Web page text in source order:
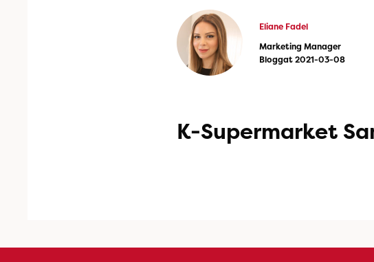
Eliane Fadel
Marketing Manager
Bloggat 2021-03-08
K-Supermarket